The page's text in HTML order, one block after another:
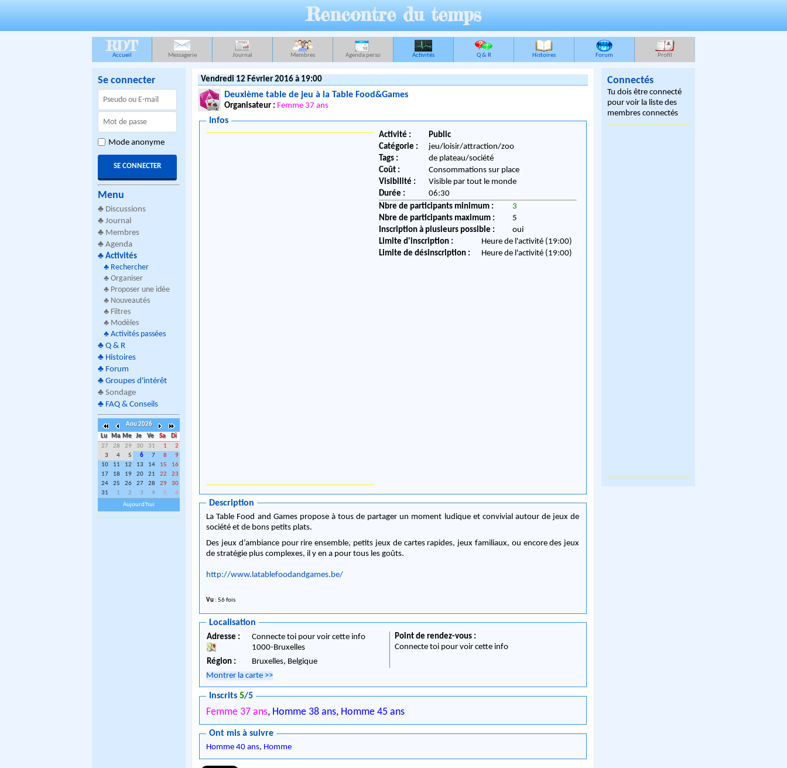
Rencontre du temps
RDT
Accueil Messagerie Journal Membres Agenda perso Activités Q & R Histoires Forum Profil
Se connecter
Mode anonyme
Menu
♣ Discussions
♣ Journal
♣ Membres
♣ Agenda
♣ Activités
♣ Rechercher
♣ Organiser
♣ Proposer une idée
♣ Nouveautés
♣ Filtres
♣ Modèles
♣ Activités passées
♣ Q & R
♣ Histoires
♣ Forum
♣ Groupes d'intérêt
♣ Sondage
♣ FAQ & Conseils
Aou 2026
Lu
Ma Me Je Ve Sa
Di
27
28 29 30 31 1
2
3
4 5 6 7 8
9
10
11 12 13 14 15
16
17
18 19 20 21 22
23
24
25 26 27 28 29
30
31
1 2 3 4 5
6
Aujourd'hui
Vendredi 12 Février 2016 à 19:00
Deuxième table de jeu à la Table Food&Games
Organisateur : Femme 37 ans
Infos
Activité :
Public
Catégorie :
jeu/loisir/attraction/zoo
Tags :
de plateau/société
Coût :
Consommations sur place
Visibilité :
Visible par tout le monde
Durée :
06:30
Nbre de participants minimum :
3
Nbre de participants maximum :
5
Inscription à plusieurs possible :
oui
Limite d'inscription :
Heure de l'activité (19:00)
Limite de désinscription :
Heure de l'activité (19:00)
Description
La Table Food and Games propose à tous de partager un moment ludique et convivial autour de jeux de
société et de bons petits plats.
Des jeux d’ambiance pour rire ensemble, petits jeux de cartes rapides, jeux familiaux, ou encore des jeux
de stratégie plus complexes, il y en a pour tous les goûts.
http://www.latablefoodandgames.be/
Vu : 56 fois
Localisation
Adresse :
Connecte toi pour voir cette info
1000-Bruxelles
Région :
Bruxelles, Belgique
Point de rendez-vous :
Connecte toi pour voir cette info
Montrer la carte >>
Inscrits5/5
Femme 37 ans, Homme 38 ans, Homme 45 ans
Ont mis à suivre
Homme 40 ans, Homme
Connectés
Tu dois être connecté
pour voir la liste des
membres connectés